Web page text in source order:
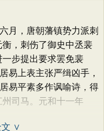
，唐朝藩镇势力派刺
，刺伤了御史中丞裴
步提出要求罢免裴
易上表主张严缉凶手，
易平素多作讽喻诗，得
司马。元和十一年
文 ∨